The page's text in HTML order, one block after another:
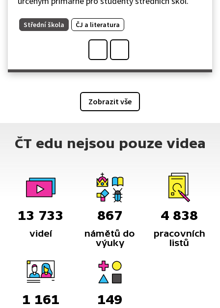
Střední škola ČJ a literatura
Zobrazit vše
ČT edu nejsou pouze videa
13 733
videí
867
námětů do
výuky
4 838
pracovních
listů
1 161 149